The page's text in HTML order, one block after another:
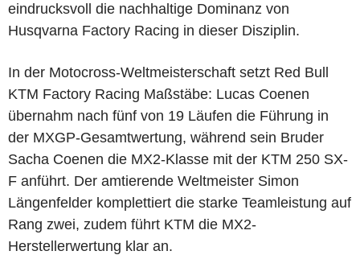
eindrucksvoll die nachhaltige Dominanz von
Husqvarna Factory Racing in dieser Disziplin.
In der Motocross-Weltmeisterschaft setzt Red Bull
KTM Factory Racing Maßstäbe: Lucas Coenen
übernahm nach fünf von 19 Läufen die Führung in
der MXGP-Gesamtwertung, während sein Bruder
Sacha Coenen die MX2-Klasse mit der KTM 250 SX-
F anführt. Der amtierende Weltmeister Simon
Längenfelder komplettiert die starke Teamleistung auf
Rang zwei, zudem führt KTM die MX2-
Herstellerwertung klar an.